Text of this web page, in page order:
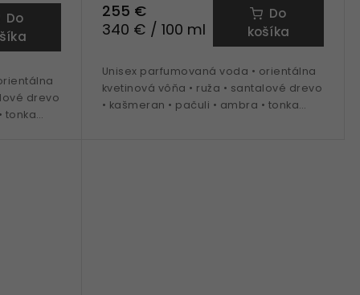
Do
drevo
tonka
255 €
340 € / 100 ml
Do
košíka
Unisex parfumovaná voda • orientálna
kvetinová vôňa • ruža • santalové drevo
• kašmeran • pačuli • ambra • tonka